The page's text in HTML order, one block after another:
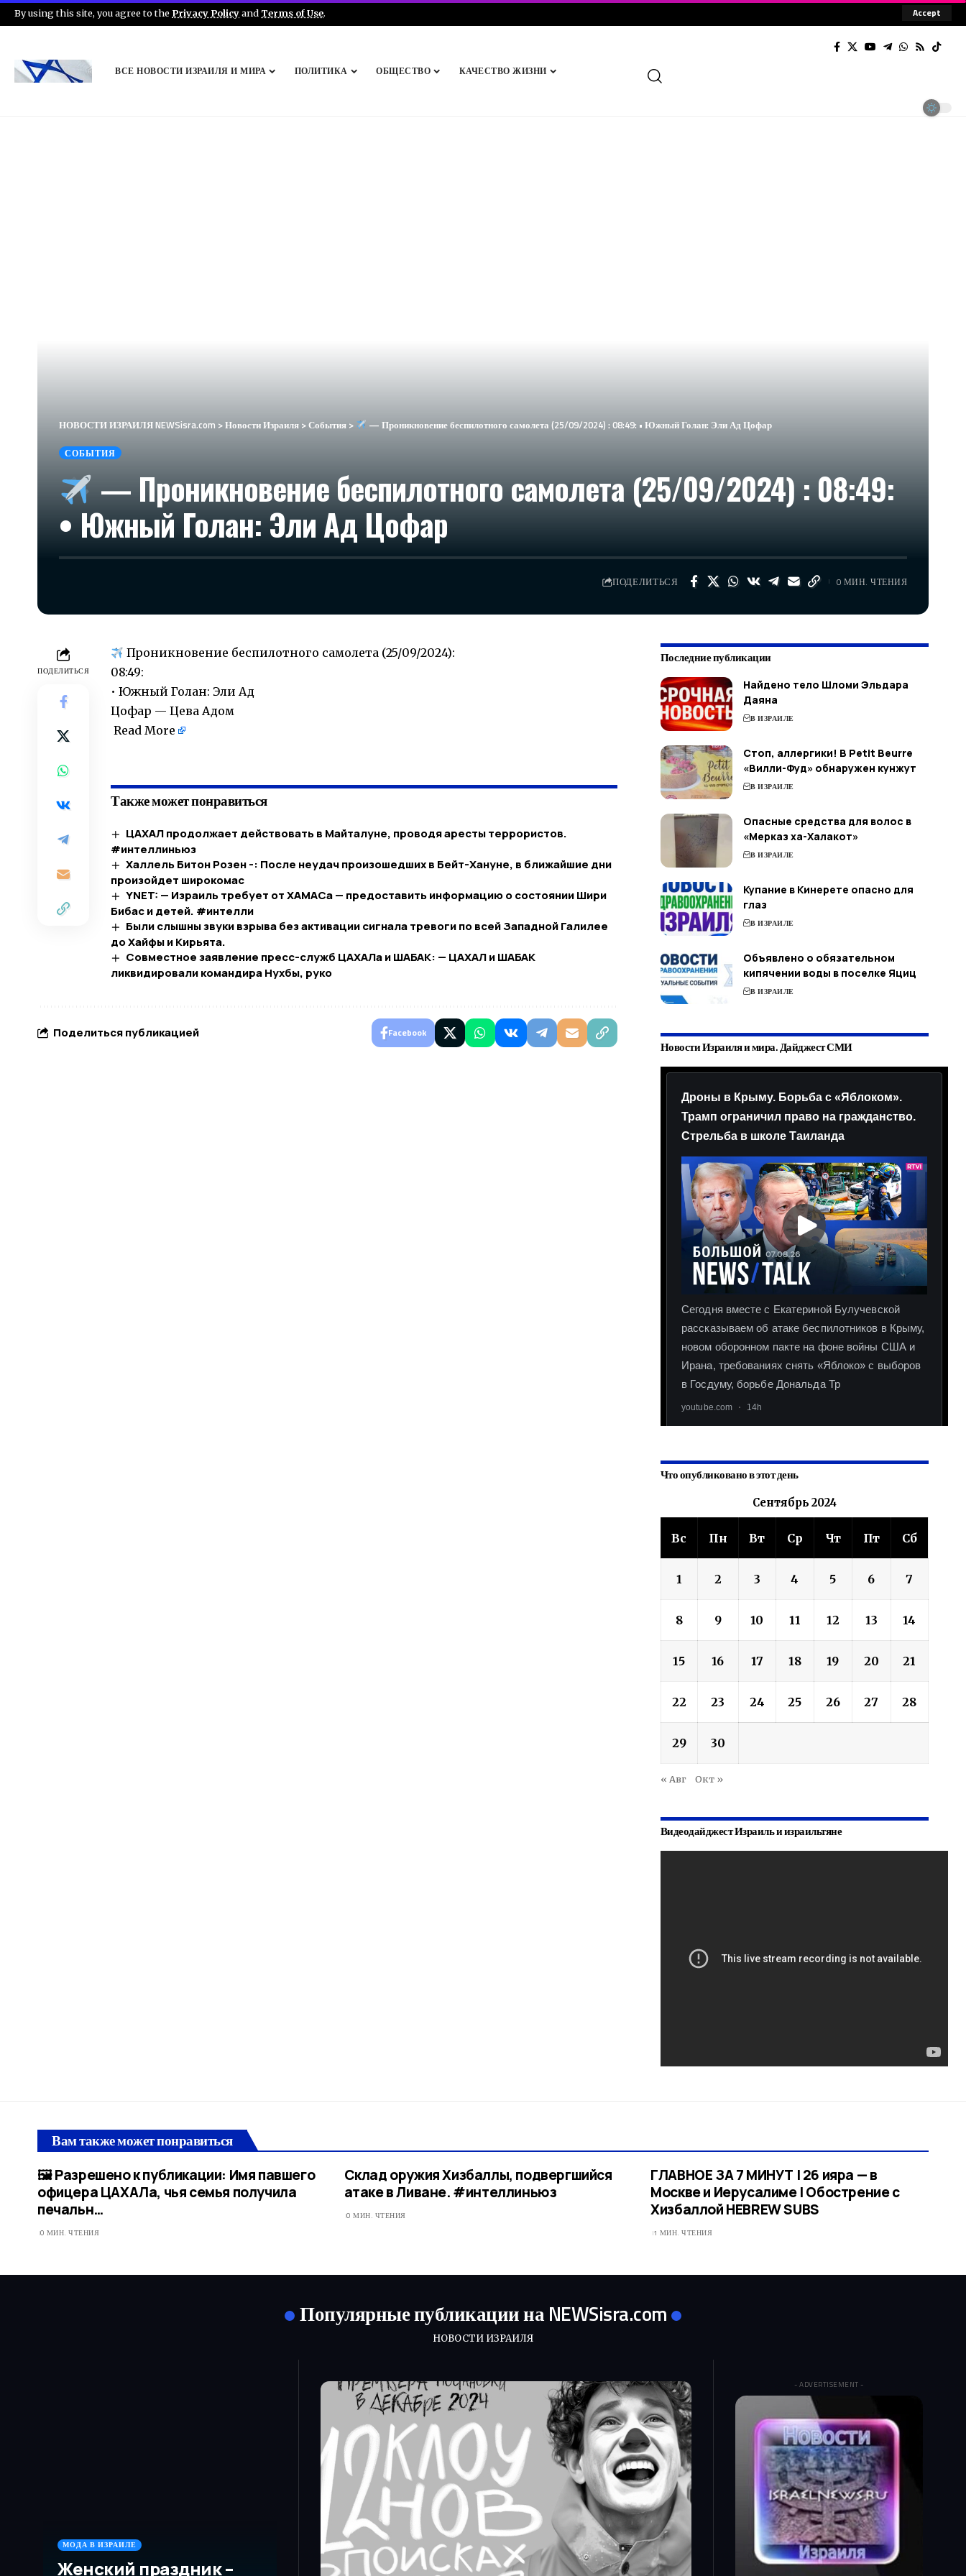
By using this site, you agree to the Privacy Policyand Terms of Use. Accept
ВСЕ НОВОСТИ ИЗРАИЛЯ И МИРА ПОЛИТИКА ОБЩЕСТВО КАЧЕСТВО ЖИЗНИ
НОВОСТИ ИЗРАИЛЯ NEWSisra.com >Новости Израиля >События > — Проникновение беспилотного самолета (25/09/2024) : 08:49: • Южный Голан: Эли Ад Цофар
СОБЫТИЯ
— Проникновение беспилотного самолета (25/09/2024) : 08:49:
• Южный Голан: Эли Ад Цофар
ПОДЕЛИТЬСЯ 0 МИН. ЧТЕНИЯ
ПОДЕЛИТЬСЯ
Проникновение беспилотного самолета (25/09/2024):
08:49:
• Южный Голан: Эли Ад
Цофар — Цева Адом
Read More
Также может понравиться
ЦАХАЛ продолжает действовать в Майталуне, проводя аресты террористов.
#интеллиньюз
Халлель Битон Розен -: После неудач произошедших в Бейт-Хануне, в ближайшие дни
произойдет широкомас
YNET: — Израиль требует от ХАМАСа — предоставить информацию о состоянии Шири
Бибас и детей. #интелли
Были слышны звуки взрыва без активации сигнала тревоги по всей Западной Галилее
до Хайфы и Кирьята.
Совместное заявление пресс-служб ЦАХАЛа и ШАБАК: — ЦАХАЛ и ШАБАК
ликвидировали командира Нухбы, руко
Поделиться публикацией Facebook
Последние публикации
Найдено тело Шломи Эльдара
Даяна
В ИЗРАИЛЕ
Стоп, аллергики! В Petit Beurre
«Вилли-Фуд» обнаружен кунжут
В ИЗРАИЛЕ
Опасные средства для волос в
«Мерказ ха-Халакот»
В ИЗРАИЛЕ
Купание в Кинерете опасно для
глаз
В ИЗРАИЛЕ
Объявлено о обязательном
кипячении воды в поселке Яциц
В ИЗРАИЛЕ
Новости Израиля и мира. Дайджест СМИ
Что опубликовано в этот день
Сентябрь 2024
Вс Пн Вт Ср Чт Пт Сб
1 2 3 4 5 6 7
8 9 10 11 12 13 14
15 16 17 18 19 20 21
22 23 24 25 26 27 28
29 30
« Авг Окт »
Видеодайджест Израиль и израильтяне
Вам также может понравиться
🖼 Разрешено к публикации: Имя павшего
офицера ЦАХАЛа, чья семья получила
печальн…​
0 МИН. ЧТЕНИЯ
Склад оружия Хизбаллы, подвергшийся
атаке в Ливане. #интеллиньюз
0 МИН. ЧТЕНИЯ
ГЛАВНОЕ ЗА 7 МИНУТ | 26 ияра — в
Москве и Иерусалиме | Обострение с
Хизбаллой HEBREW SUBS
1 МИН. ЧТЕНИЯ
Популярные публикации на NEWSisra.com
НОВОСТИ ИЗРАИЛЯ
МОДА В ИЗРАИЛЕ
Женский праздник –
- ADVERTISEMENT -